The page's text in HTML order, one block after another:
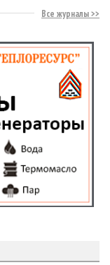
Все журналы